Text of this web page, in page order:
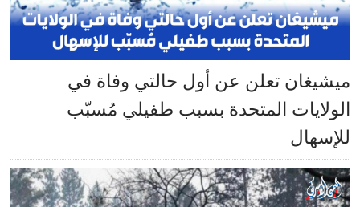
ميشيغان تعلن عن أول حالتي وفاة في
الولايات المتحدة بسبب طفيلي مُسبّب
للإسهال